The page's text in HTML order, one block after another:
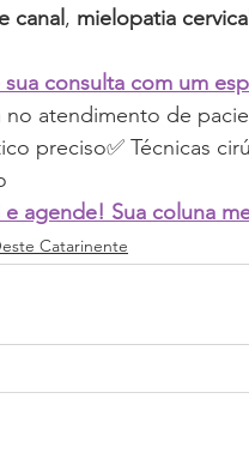
canal , mielopatia cervical
consulta com um
no atendimento de
preciso✅ Técnicas
agende! Sua coluna
Catarinente